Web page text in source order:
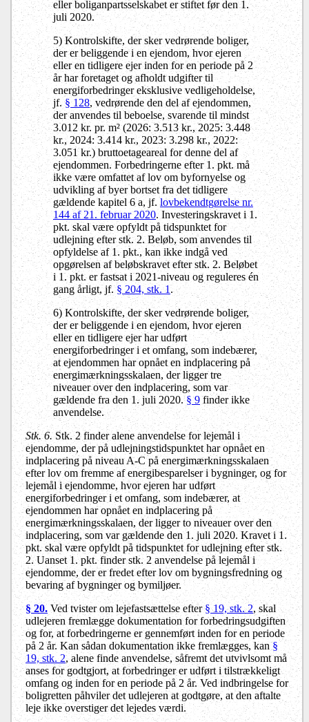
eller boliganpartsselskabet er stiftet før den 1.
juli 2020.
5) Kontrolskifte, der sker vedrørende boliger,
der er beliggende i en ejendom, hvor ejeren
eller en tidligere ejer inden for en periode på 2
år har foretaget og afholdt udgifter til
energiforbedringer eksklusive vedligeholdelse,
jf.§ 128, vedrørende den del af ejendommen,
der anvendes til beboelse, svarende til mindst
3.012 kr. pr. m² (2026: 3.513 kr., 2025: 3.448
kr., 2024: 3.414 kr., 2023: 3.298 kr., 2022:
3.051 kr.) bruttoetageareal for denne del af
ejendommen. Forbedringerne efter 1. pkt. må
ikke være omfattet af lov om byfornyelse og
udvikling af byer bortset fra det tidligere
gældende kapitel 6 a, jf.lovbekendtgørelse nr.
144 af 21. februar 2020. Investeringskravet i 1.
pkt. skal være opfyldt på tidspunktet for
udlejning efter stk. 2. Beløb, som anvendes til
opfyldelse af 1. pkt., kan ikke indgå ved
opgørelsen af beløbskravet efter stk. 2. Beløbet
i 1. pkt. er fastsat i 2021-niveau og reguleres én
gang årligt, jf. § 204, stk. 1 .
6) Kontrolskifte, der sker vedrørende boliger,
der er beliggende i en ejendom, hvor ejeren
eller en tidligere ejer har udført
energiforbedringer i et omfang, som indebærer,
at ejendommen har opnået en indplacering på
energimærkningsskalaen, der ligger tre
niveauer over den indplacering, som var
gældende fra den 1. juli 2020.§ 9finder ikke
anvendelse.
Stk. 6.Stk. 2 finder alene anvendelse for lejemål i
ejendomme, der på udlejningstidspunktet har opnået en
indplacering på niveau A-C på energimærkningsskalaen
efter lov om fremme af energibesparelser i bygninger, og for
lejemål i ejendomme, hvor ejeren har udført
energiforbedringer i et omfang, som indebærer, at
ejendommen har opnået en indplacering på
energimærkningsskalaen, der ligger to niveauer over den
indplacering, som var gældende den 1. juli 2020. Kravet i 1.
pkt. skal være opfyldt på tidspunktet for udlejning efter stk.
2. Uanset 1. pkt. finder stk. 2 anvendelse på lejemål i
ejendomme, der er fredet efter lov om bygningsfredning og
bevaring af bygninger og bymiljøer.
§ 20. Ved tvister om lejefastsættelse efter§ 19, stk. 2, skal
udlejeren fremlægge dokumentation for forbedringsudgiften
og for, at forbedringerne er gennemført inden for en periode
på 2 år. Kan sådan dokumentation ikke fremlægges, kan§
19, stk. 2, alene finde anvendelse, såfremt det utvivlsomt må
anses for godtgjort, at forbedringer er udført i tilstrækkeligt
omfang og inden for en periode på 2 år. Ved indbringelse for
boligretten påhviler det udlejeren at godtgøre, at den aftalte
leje ikke overstiger det lejedes værdi.